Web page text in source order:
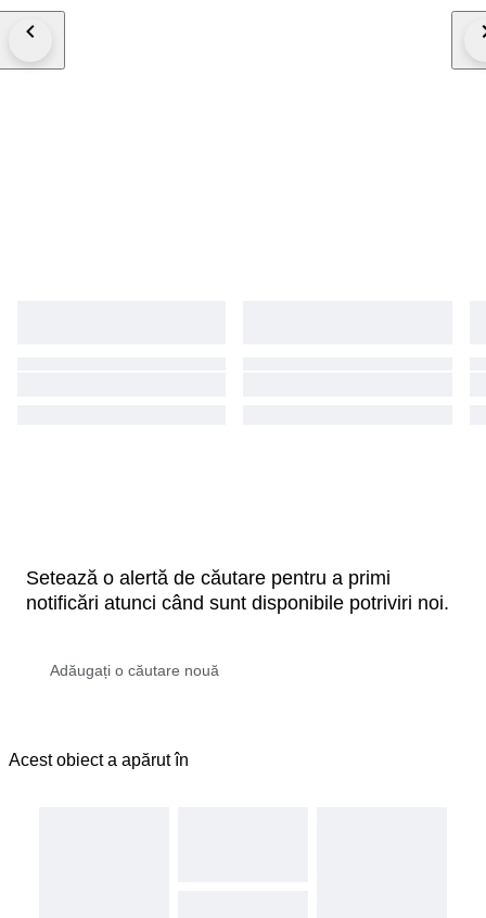
Setează o alertă de căutare pentru a primi
notificări atunci când sunt disponibile potriviri noi.
Acest obiect a apărut în